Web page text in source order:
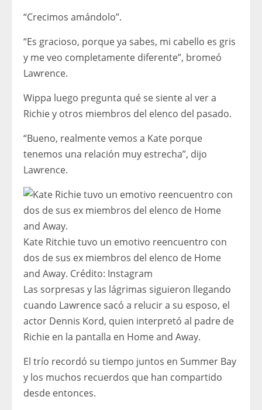
“Crecimos amándolo”.
“Es gracioso, porque ya sabes, mi cabello es gris
y me veo completamente diferente”, bromeó
Lawrence.
Wippa luego pregunta qué se siente al ver a
Richie y otros miembros del elenco del pasado.
“Bueno, realmente vemos a Kate porque
tenemos una relación muy estrecha”, dijo
Lawrence.
Kate Ritchie tuvo un emotivo reencuentro con
dos de sus ex miembros del elenco de Home
and Away. Crédito: Instagram
Las sorpresas y las lágrimas siguieron llegando
cuando Lawrence sacó a relucir a su esposo, el
actor Dennis Kord, quien interpretó al padre de
Richie en la pantalla en Home and Away.
El trío recordó su tiempo juntos en Summer Bay
y los muchos recuerdos que han compartido
desde entonces.